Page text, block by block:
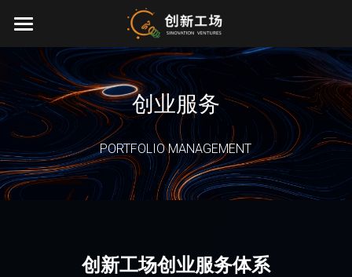
首页
投资业务
最新动态
关于我们
团队介绍
环境、社会与治理
零一万物
创业服务
PORTFOLIO MANAGEMENT
创新工场创业服务体系
博客分类
所有博客分类